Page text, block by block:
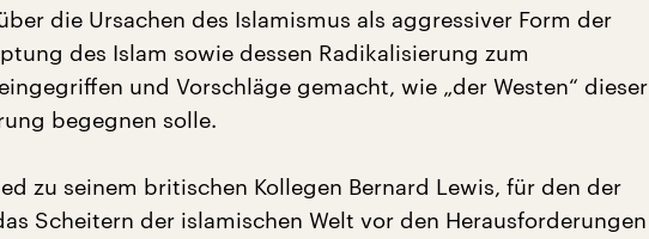
die Ursachen des Islamismus als aggressiver Form der
des Islam sowie dessen Radikalisierung zum
und Vorschläge gemacht, wie „der Westen“ dieser
begegnen solle.
zu seinem britischen Kollegen Bernard Lewis, für den der
Scheitern der islamischen Welt vor den Herausforderungen